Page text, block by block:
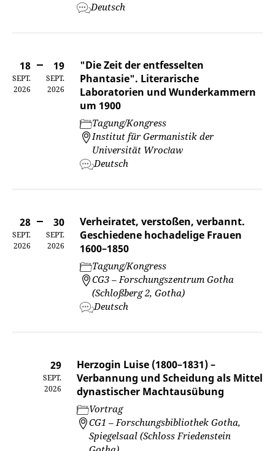
Deutsch
18
SEPT.
2026
19
SEPT.
2026
"Die Zeit der entfesselten
Phantasie". Literarische
Laboratorien und Wunderkammern
um 1900
Tagung/Kongress
Institut für Germanistik der
Universität Wrocław
Deutsch
28
SEPT.
2026
30
SEPT.
2026
Verheiratet, verstoßen, verbannt.
Geschiedene hochadelige Frauen
1600–1850
Tagung/Kongress
CG3 – Forschungszentrum Gotha
(Schloßberg 2, Gotha)
Deutsch
29
SEPT.
2026
Herzogin Luise (1800–1831) –
Verbannung und Scheidung als Mittel
dynastischer Machtausübung
Vortrag
CG1 – Forschungsbibliothek Gotha,
Spiegelsaal (Schloss Friedenstein